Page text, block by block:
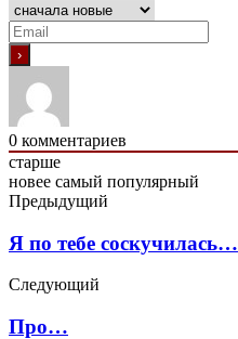
0 комментариев
старше
новее самый популярный
Предыдущий
Я по тебе соскучилась…
Следующий
Про…